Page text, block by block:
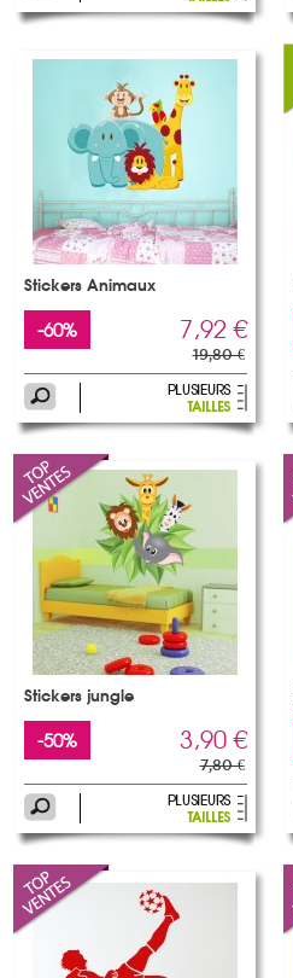
Stickers Animaux
-60% 7,92 €
19,80 €
Stickers jungle
-50% 3,90 €
7,80 €